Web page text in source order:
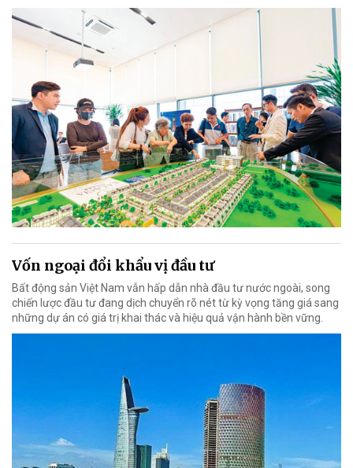
Vốn ngoại đổi khẩu vị đầu tư
Bất động sản Việt Nam vẫn hấp dẫn nhà đầu tư nước ngoài, song
chiến lược đầu tư đang dịch chuyển rõ nét từ kỳ vọng tăng giá sang
những dự án có giá trị khai thác và hiệu quả vận hành bền vững.